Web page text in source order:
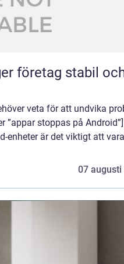
företag stabil
veta för att undvika
”appar stoppas på
enheter är det viktigt att vara
07 augusti